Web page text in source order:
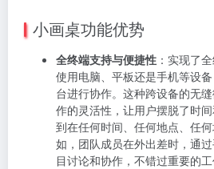
小画桌功能优势
全终端支持与便捷性 ：实现了
使用电脑、平板还是手机等设
台进行协作。这种跨设备的无
作的灵活性，让用户摆脱了时
到在任何时间、任何地点、任
如，团队成员在外出差时，通
目讨论和协作，不错过重要的工